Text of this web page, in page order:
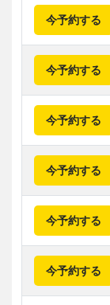
今予約する
今予約する
今予約する
今予約する
今予約する
今予約する